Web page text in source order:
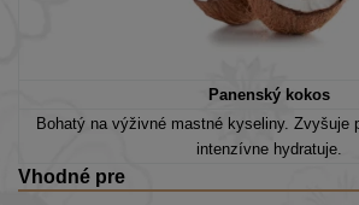
Panenský kokos
Bohatý na výživné mastné kyseliny. Zvyšuje
intenzívne hydratuje.
Vhodné pre